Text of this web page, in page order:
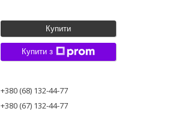
Купити
Купити з
+380 (68) 132-44-77
+380 (67) 132-44-77